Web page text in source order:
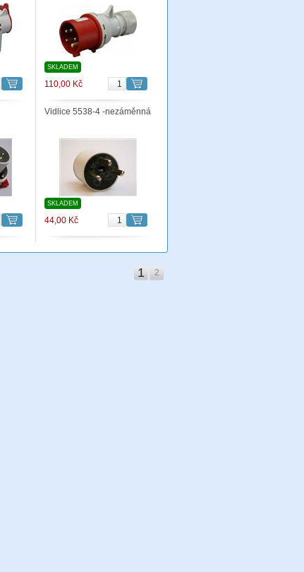
SKLADEM
110,00 Kč
Vidlice 5538-4 -nezáměnná
SKLADEM
44,00 Kč
1 2